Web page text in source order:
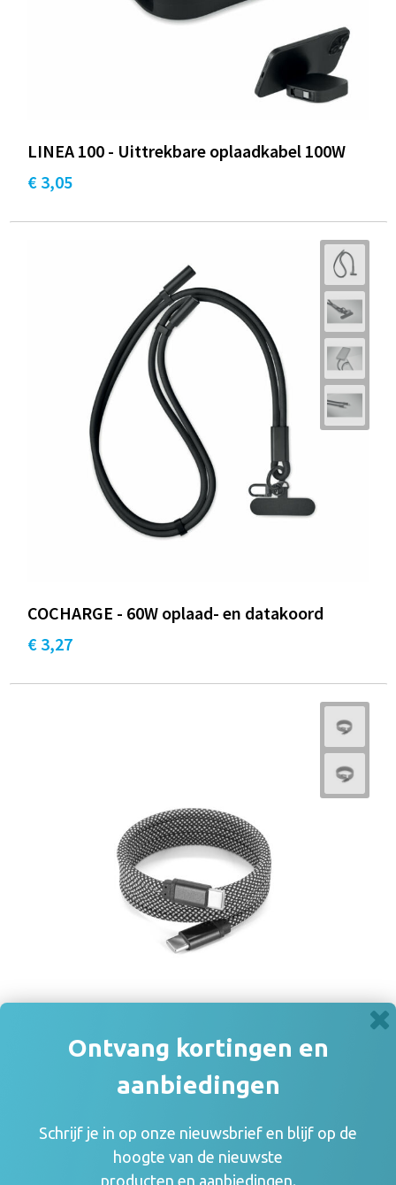
LINEA 100 - Uittrekbare oplaadkabel 100W
€ 3,05
COCHARGE - 60W oplaad- en datakoord
€ 3,27
NADELLA. USB-C-naar-USB-C-kabel met een
gevlochten polyestersnoer (60 W) en een
magnetisch systeem om de kabel
gemakkelijk op te rollen
Ontvang kortingen en
aanbiedingen
Schrijf je in op onze nieuwsbrief en blijf op de
hoogte van de nieuwste
producten en aanbiedingen.